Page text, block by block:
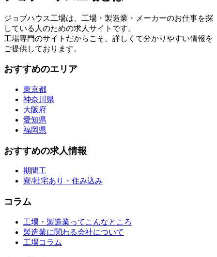
ジョブハウス工場は、工場・製造業・メーカーのお仕事を探
している人のための求人サイトです。
工場専門のサイトだからこそ、詳しくて分かりやすい情報を
ご提供しております。
おすすめのエリア
東京都
神奈川県
大阪府
愛知県
福岡県
おすすめの求人情報
期間工
寮/社宅あり・住み込み
コラム
工場・製造業ってこんなところ
製造業に関わる会社について
工場コラム